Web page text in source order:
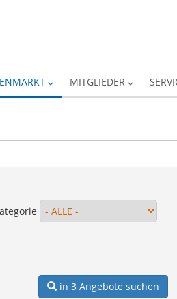
MITGLIEDER
in 3 Angebote suchen